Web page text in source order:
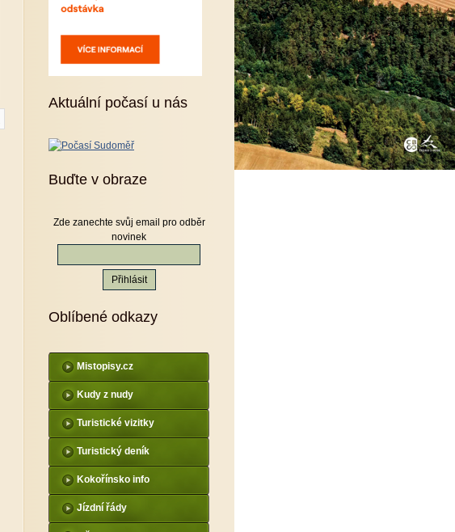
Aktuální počasí u nás
Buďte v obraze
Zde zanechte svůj email pro odběr
novinek
Oblíbené odkazy
Mistopisy.cz
Kudy z nudy
Turistické vizitky
Turistický deník
Kokořínsko info
Jízdní řády